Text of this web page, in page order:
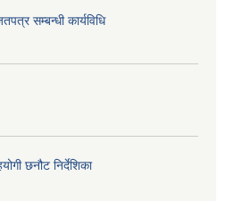
सम्बन्धी कार्यविधि
छनौट निर्देशिका